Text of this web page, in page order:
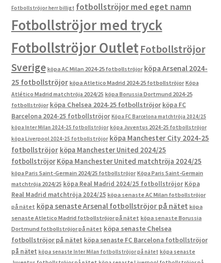
Fotbollströjor herr billigt fotbollströjor med eget namn
Fotbollströjor med tryck
Fotbollströjor OutletFotbollströjor
Sverige köpa AC Milan 2024-25 fotbollströjor köpa Arsenal 2024-
25 fotbollströjor köpa Atletico Madrid 2024-25 fotbollströjor Köpa
Atlético Madrid matchtröja 2024/25 köpa Borussia Dortmund 2024-25
fotbollströjor köpa Chelsea 2024-25 fotbollströjor köpa FC
Barcelona 2024-25 fotbollströjor Köpa FC Barcelona matchtröja 2024/25
köpa Inter Milan 2024-25 fotbollströjor köpa Juventus 2024-25 fotbollströjor
köpa Liverpool 2024-25 fotbollströjor köpa Manchester City 2024-25
fotbollströjor köpa Manchester United 2024/25
fotbollströjor Köpa Manchester United matchtröja 2024/25
köpa Paris Saint-Germain 2024/25 fotbollströjor Köpa Paris Saint-Germain
matchtröja 2024/25 köpa Real Madrid 2024/25 fotbollströjor Köpa
Real Madrid matchtröja 2024/25 köpa senaste AC Milan fotbollströjor
på nätet köpa senaste Arsenal fotbollströjor på nätet köpa
senaste Atletico Madrid fotbollströjor på nätet köpa senaste Borussia
Dortmund fotbollströjor på nätet köpa senaste Chelsea
fotbollströjor på nätet köpa senaste FC Barcelona fotbollströjor
på nätet köpa senaste Inter Milan fotbollströjor på nätet köpa senaste